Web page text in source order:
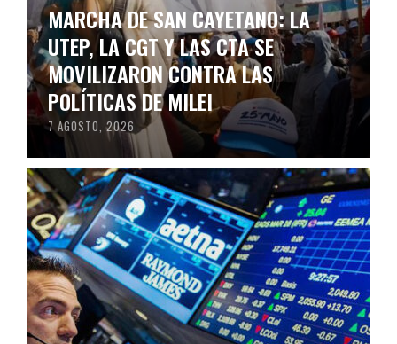
MARCHA DE SAN CAYETANO: LA
UTEP, LA CGT Y LAS CTA SE
MOVILIZARON CONTRA LAS
POLÍTICAS DE MILEI
7 AGOSTO, 2026